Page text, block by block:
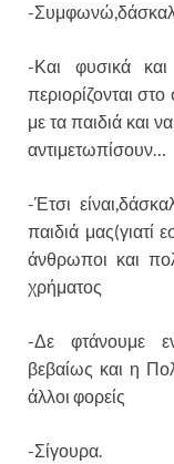
-
-Και φυσικά
περιορίζονται
με τα παιδιά και
αντιμετωπίσουν…
-Έτσι
παιδιά μας(γιατί
άνθρωποι και
χρήματος
-Δε φτάνουμε
βεβαίως και η
άλλοι φορείς
-Σίγουρα.